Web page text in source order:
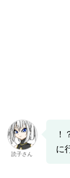
読子さん
！
に